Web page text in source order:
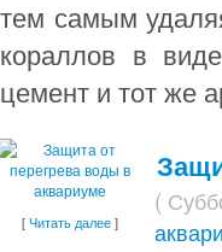
тем самым
кораллов в
цемент и тот же
[Читать далее]
(